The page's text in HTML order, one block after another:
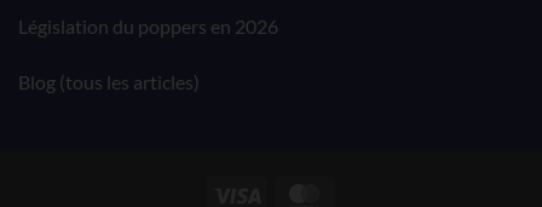
Législation du poppers en 2026
Blog (tous les articles)